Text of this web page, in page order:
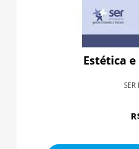
Estética
SER